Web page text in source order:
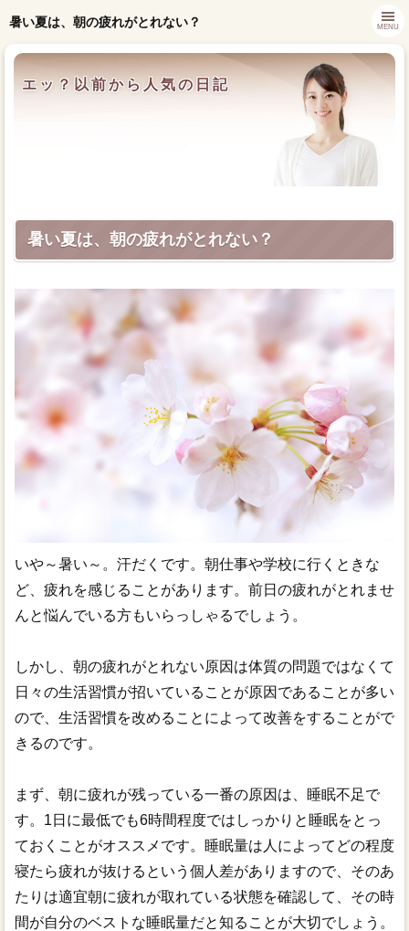
暑い夏は、朝の疲れがとれない？
エッ？以前から人気の日記
MENU
暑い夏は、朝の疲れがとれない？
いや～暑い～。汗だくです。朝仕事や学校に行くときな
ど、疲れを感じることがあります。前日の疲れがとれませ
んと悩んでいる方もいらっしゃるでしょう。
しかし、朝の疲れがとれない原因は体質の問題ではなくて
日々の生活習慣が招いていることが原因であることが多い
ので、生活習慣を改めることによって改善をすることがで
きるのです。
まず、朝に疲れが残っている一番の原因は、睡眠不足で
す。1日に最低でも6時間程度ではしっかりと睡眠をとっ
ておくことがオススメです。睡眠量は人によってどの程度
寝たら疲れが抜けるという個人差がありますので、そのあ
たりは適宜朝に疲れが取れている状態を確認して、その時
間が自分のベストな睡眠量だと知ることが大切でしょう。